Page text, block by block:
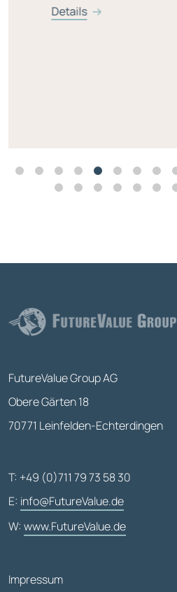
FutureValue Group AG
Obere Gärten 18
70771 Leinfelden-Echterdingen
T: +49 (0)711 79 73 58 30
E: info@FutureValue.de
W: www.FutureValue.de
Impressum